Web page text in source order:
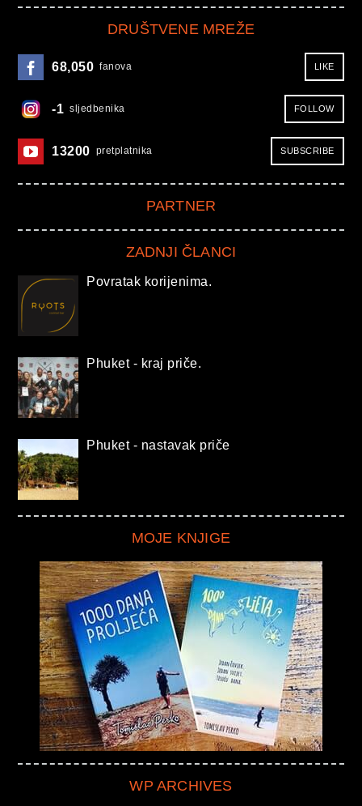
DRUŠTVENE MREŽE
68,050 fanova LIKE
-1 sljedbenika FOLLOW
13200 pretplatnika SUBSCRIBE
PARTNER
ZADNJI ČLANCI
Povratak korijenima.
Phuket - kraj priče.
Phuket - nastavak priče
MOJE KNJIGE
WP ARCHIVES